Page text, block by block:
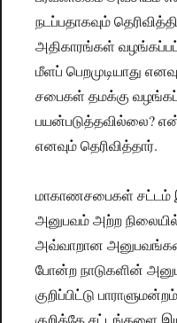
நடப்பதாகவும்
அதிகாரங்கள்
மீளப் பெறமுடியாது
சபைகள் தமக்கு
பயன்படுத்தவில்லை?
எனவும் தெரிவித்தார்.
மாகாணசபைகள் சட்டம்
அனுபவம் அற்ற
அவ்வாறான
போன்ற நாடுகளின்
குறிப்பிட்டு